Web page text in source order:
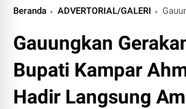
Beranda ADVERTORIAL/GALERI Gauungkan
Gauungkan
Bupati Kampar
Hadir Langsung